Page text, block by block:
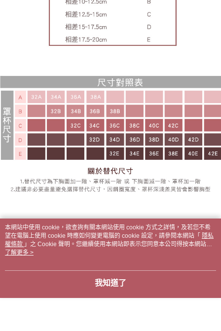
本網站中使用 cookie，欲查詢有關本網站使用 cookie 方式之詳情，及若您不希
望在電腦上使用 cookie 時應如何變更電腦的 cookie 設定，請參閱本網站「 隱私
權條款 」之 Cookie 聲明。您繼續使用本網站即表示您同意本公司得按本網站使
用條款之 Cookie 聲明使用 cookie。
了解更多 >
我知道了